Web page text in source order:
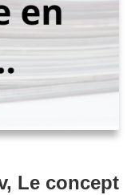
Le concept